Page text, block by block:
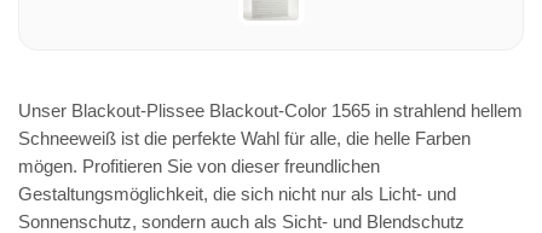
Unser Blackout-Plissee Blackout-Color 1565 in strahlend hellem
Schneeweiß ist die perfekte Wahl für alle, die helle Farben
mögen. Profitieren Sie von dieser freundlichen
Gestaltungsmöglichkeit, die sich nicht nur als Licht- und
Sonnenschutz, sondern auch als Sicht- und Blendschutz